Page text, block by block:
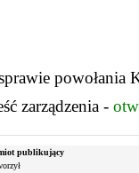
powołania
zarządzenia -
publikujący